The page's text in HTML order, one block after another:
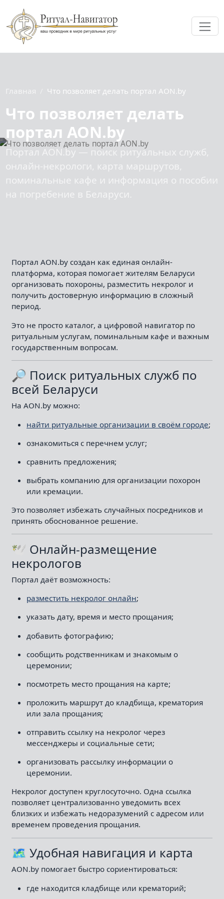
Главная Что позволяет делать портал AON.by
Что позволяет делать
портал AON.by
Портал AON.by — поиск ритуальных служб,
онлайн-некрологи, карта маршрутов,
поминальные кафе и информация о пособии
на погребение в Беларуси.
Портал AON.by создан как единая онлайн-
платформа, которая помогает жителям Беларуси
организовать похороны, разместить некролог и
получить достоверную информацию в сложный
период.
Это не просто каталог, а цифровой навигатор по
ритуальным услугам, поминальным кафе и важным
государственным вопросам.
🔎 Поиск ритуальных служб по
всей Беларуси
На AON.by можно:
найти ритуальные организации в своём городе;
ознакомиться с перечнем услуг;
сравнить предложения;
выбрать компанию для организации похорон
или кремации.
Это позволяет избежать случайных посредников и
принять обоснованное решение.
🕊 Онлайн-размещение
некрологов
Портал даёт возможность:
разместить некролог онлайн;
указать дату, время и место прощания;
добавить фотографию;
сообщить родственникам и знакомым о
церемонии;
посмотреть место прощания на карте;
проложить маршрут до кладбища, крематория
или зала прощания;
отправить ссылку на некролог через
мессенджеры и социальные сети;
организовать рассылку информации о
церемонии.
Некролог доступен круглосуточно. Одна ссылка
позволяет централизованно уведомить всех
близких и избежать недоразумений с адресом или
временем проведения прощания.
🗺 Удобная навигация и карта
AON.by помогает быстро сориентироваться:
где находится кладбище или крематорий;